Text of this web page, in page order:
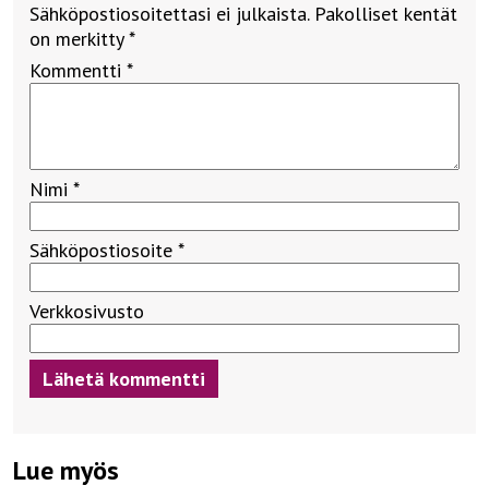
Sähköpostiosoitettasi ei julkaista. Pakolliset kentät
on merkitty*
Kommentti *
Nimi *
Sähköpostiosoite *
Verkkosivusto
Lue myös